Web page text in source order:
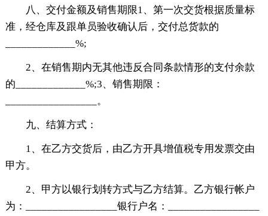
八、交付金额及销售期限1、第一次交货根据质量标
准，经仓库及跟单员验收确认后，交付总货款的
_____________%;
2、在销售期内无其他违反合同条款情形的支付余款
的_____________%;3、销售期限：
_________________。
九、结算方式：
1、在乙方交货后，由乙方开具增值税专用发票交由
甲方。
2、甲方以银行划转方式与乙方结算。乙方银行帐户
为：_________________银行户名：_________________